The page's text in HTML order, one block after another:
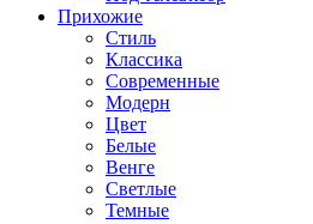
Прихожие
Стиль
Классика
Современные
Модерн
Цвет
Белые
Венге
Светлые
Темные